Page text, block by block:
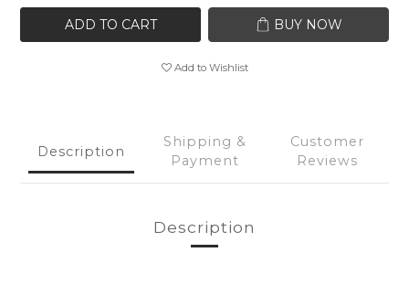
ADD TO CART BUY NOW
Add to Wishlist
Description
Shipping &
Payment
Customer
Reviews
Description